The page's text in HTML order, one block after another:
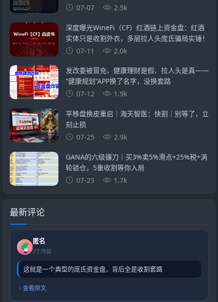
07-07
2.5k
深度曝光WineFi（CF）红酒链上资金盘：红酒
实体只是收割外衣，多层拉人头庞氏骗局实锤！
07-11
2.0k
发改委被冒充、健康理财是假、拉人头是真——
“健康规划”APP换了名字，没换套路
07-12
1.9k
平移盘换皮重启｜海天智医：快割｜别等了，立
刻止损
07-25
2.9k
GANA的六级镰刀｜买3%卖5%滑点+25%税+涡
轮锁仓，5重收割等你入局
07-23
1.7k
最新评论
匿名
2个月前
这就是一个典型的庞氏资金盘，背后全是收割套路
查看原文